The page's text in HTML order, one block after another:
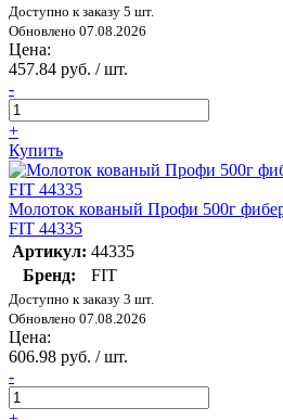
Доступно к заказу 5 шт.
Обновлено 07.08.2026
Цена:
457.84 руб. / шт.
-
+
Купить
Молоток кованый Профи 500г
FIT 44335
Артикул: 44335
Бренд:
FIT
Доступно к заказу 3 шт.
Обновлено 07.08.2026
Цена:
606.98 руб. / шт.
-